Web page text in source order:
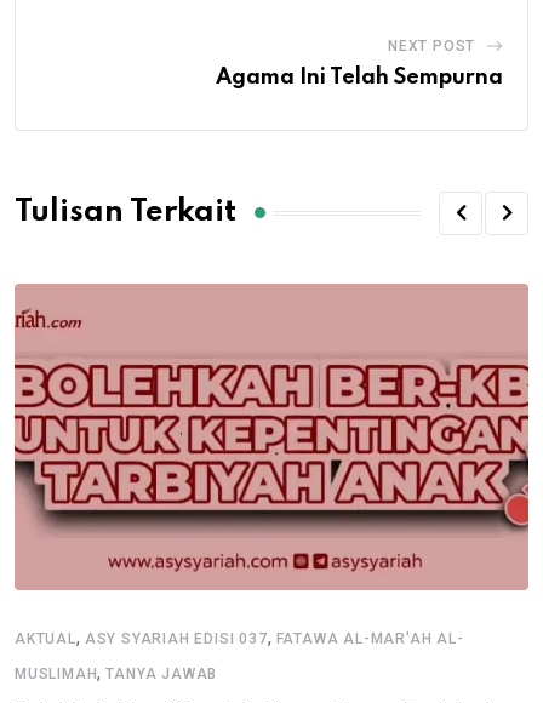
NEXT POST
Agama Ini Telah Sempurna
Tulisan Terkait
AKTUAL, ASY SYARIAH EDISI 037, FATAWA AL-MAR'AH AL-
MUSLIMAH,TANYA JAWAB